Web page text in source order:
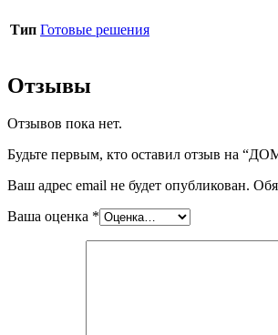
Тип Готовые решения
Отзывы
Отзывов пока нет.
Будьте первым, кто оставил отзыв на
Ваш адрес email не будет опубликован.
Ваша оценка *